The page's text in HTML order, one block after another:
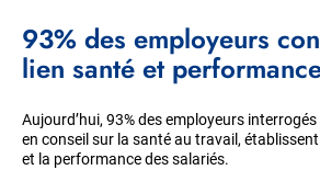
93% des employeurs
lien santé et
Aujourd’hui, 93% des employeurs
en conseil sur la santé au travail,
et la performance des salariés.